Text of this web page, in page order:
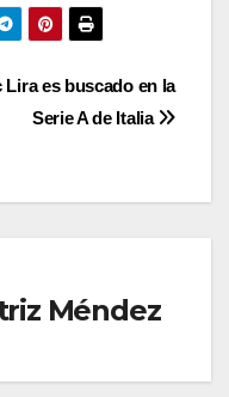
Lira es buscado en la
Serie A de Italia
Méndez